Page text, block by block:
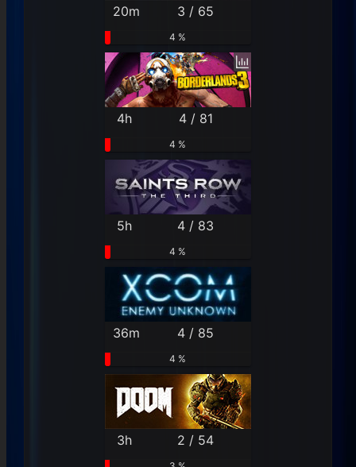
20m 3 / 65
4 %
4h 4 / 81
4 %
5h 4 / 83
4 %
36m 4 / 85
4 %
3h 2 / 54